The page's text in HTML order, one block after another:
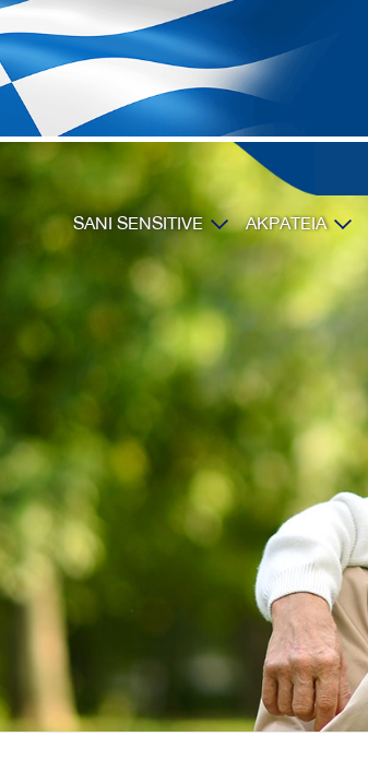
SANI SENSITIVE ΑΚΡΑΤΕΙΑ